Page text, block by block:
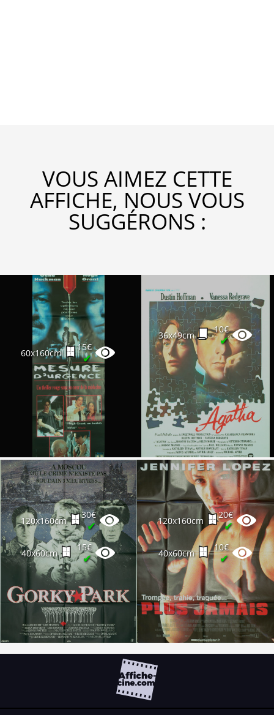
VOUS AIMEZ CETTE
AFFICHE, NOUS VOUS
SUGGÉRONS :
60x160cm
15€
✔
36x49cm
10€
✔
120x160cm
30€
✔
40x60cm
15€
✔
120x160cm
20€
✔
40x60cm
10€
✔